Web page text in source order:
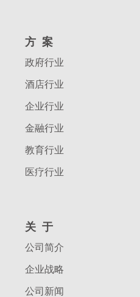
方案
政府行业
酒店行业
企业行业
金融行业
教育行业
医疗行业
关于
公司简介
企业战略
公司新闻